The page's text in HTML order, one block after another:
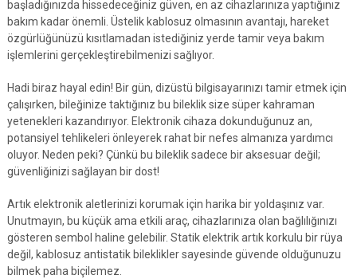
başladığınızda hissedeceğiniz güven, en az cihazlarınıza yaptığınız
bakım kadar önemli. Üstelik kablosuz olmasının avantajı, hareket
özgürlüğünüzü kısıtlamadan istediğiniz yerde tamir veya bakım
işlemlerini gerçekleştirebilmenizi sağlıyor.
Hadi biraz hayal edin! Bir gün, dizüstü bilgisayarınızı tamir etmek için
çalışırken, bileğinize taktığınız bu bileklik size süper kahraman
yetenekleri kazandırıyor. Elektronik cihaza dokunduğunuz an,
potansiyel tehlikeleri önleyerek rahat bir nefes almanıza yardımcı
oluyor. Neden peki? Çünkü bu bileklik sadece bir aksesuar değil;
güvenliğinizi sağlayan bir dost!
Artık elektronik aletlerinizi korumak için harika bir yoldaşınız var.
Unutmayın, bu küçük ama etkili araç, cihazlarınıza olan bağlılığınızı
gösteren sembol haline gelebilir. Statik elektrik artık korkulu bir rüya
değil, kablosuz antistatik bileklikler sayesinde güvende olduğunuzu
bilmek paha biçilemez.